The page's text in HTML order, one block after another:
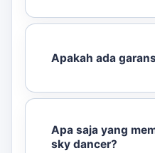
Apakah ada
Apa saja yang
sky dancer?